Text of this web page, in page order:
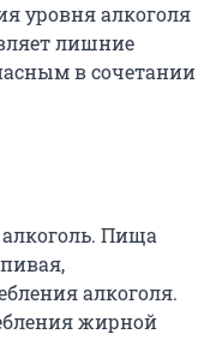
уровня алкоголя
лишние
в сочетании
Пища
алкоголя.
жирной